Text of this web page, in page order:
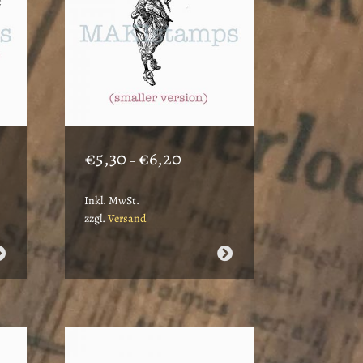
€5,30 –€6,20Preisspanne:
Inkl. MwSt.
zzgl. Versand
weist
mehrere
Varianten